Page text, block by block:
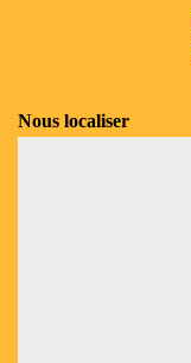
Nous localiser